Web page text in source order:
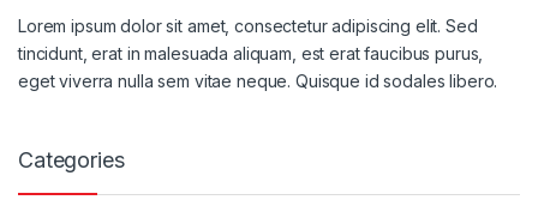
Lorem ipsum dolor sit amet, consectetur adipiscing elit. Sed
tincidunt, erat in malesuada aliquam, est erat faucibus purus,
eget viverra nulla sem vitae neque. Quisque id sodales libero.
Categories